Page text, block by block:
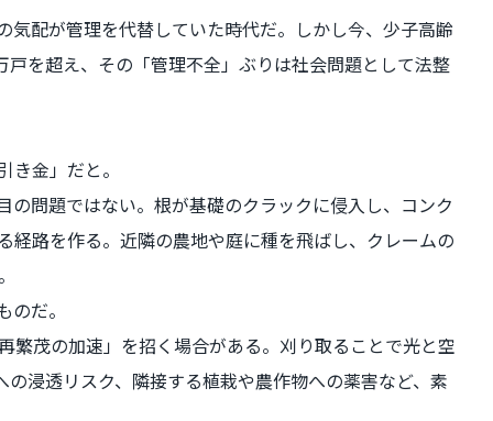
配が管理を代替していた時代だ。しかし今、少子高齢
を超え、その「管理不全」ぶりは社会問題として法整
金」だと。
問題ではない。根が基礎のクラックに侵入し、コンク
路を作る。近隣の農地や庭に種を飛ばし、クレームの
だ。
繁茂の加速」を招く場合がある。刈り取ることで光と空
浸透リスク、隣接する植栽や農作物への薬害など、素